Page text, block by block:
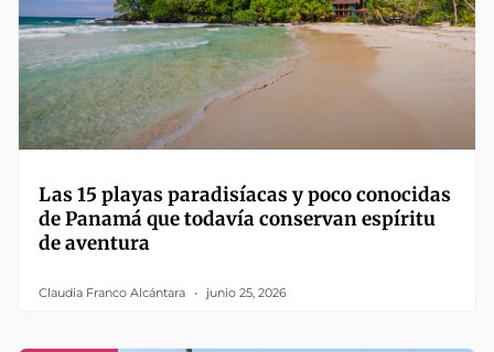
Las 15 playas paradisíacas y poco conocidas
de Panamá que todavía conservan espíritu
de aventura
Claudia Franco Alcántara junio 25, 2026